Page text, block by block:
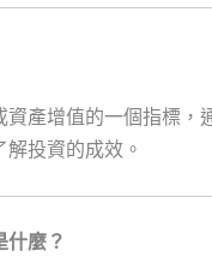
資產增值的一個指標
投資的成效。
什麼？